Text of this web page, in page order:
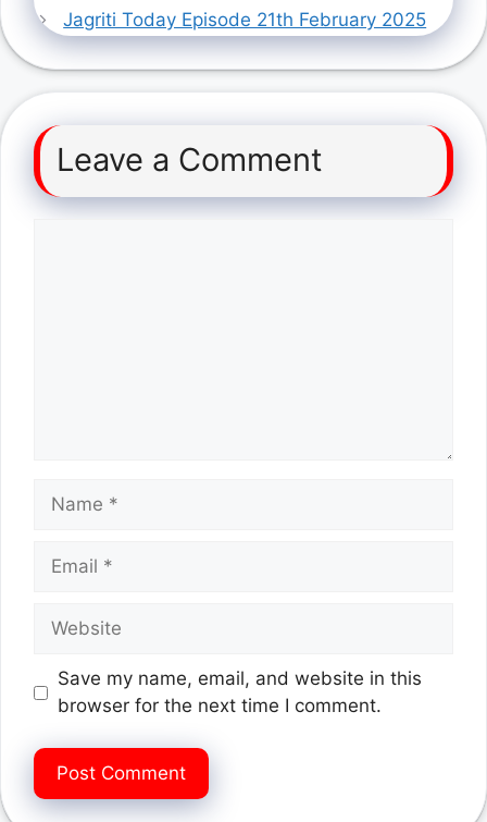
Jagriti Today Episode 21th February 2025
Leave a Comment
Name
Email
Website
Save my name, email, and website in this
browser for the next time I comment.